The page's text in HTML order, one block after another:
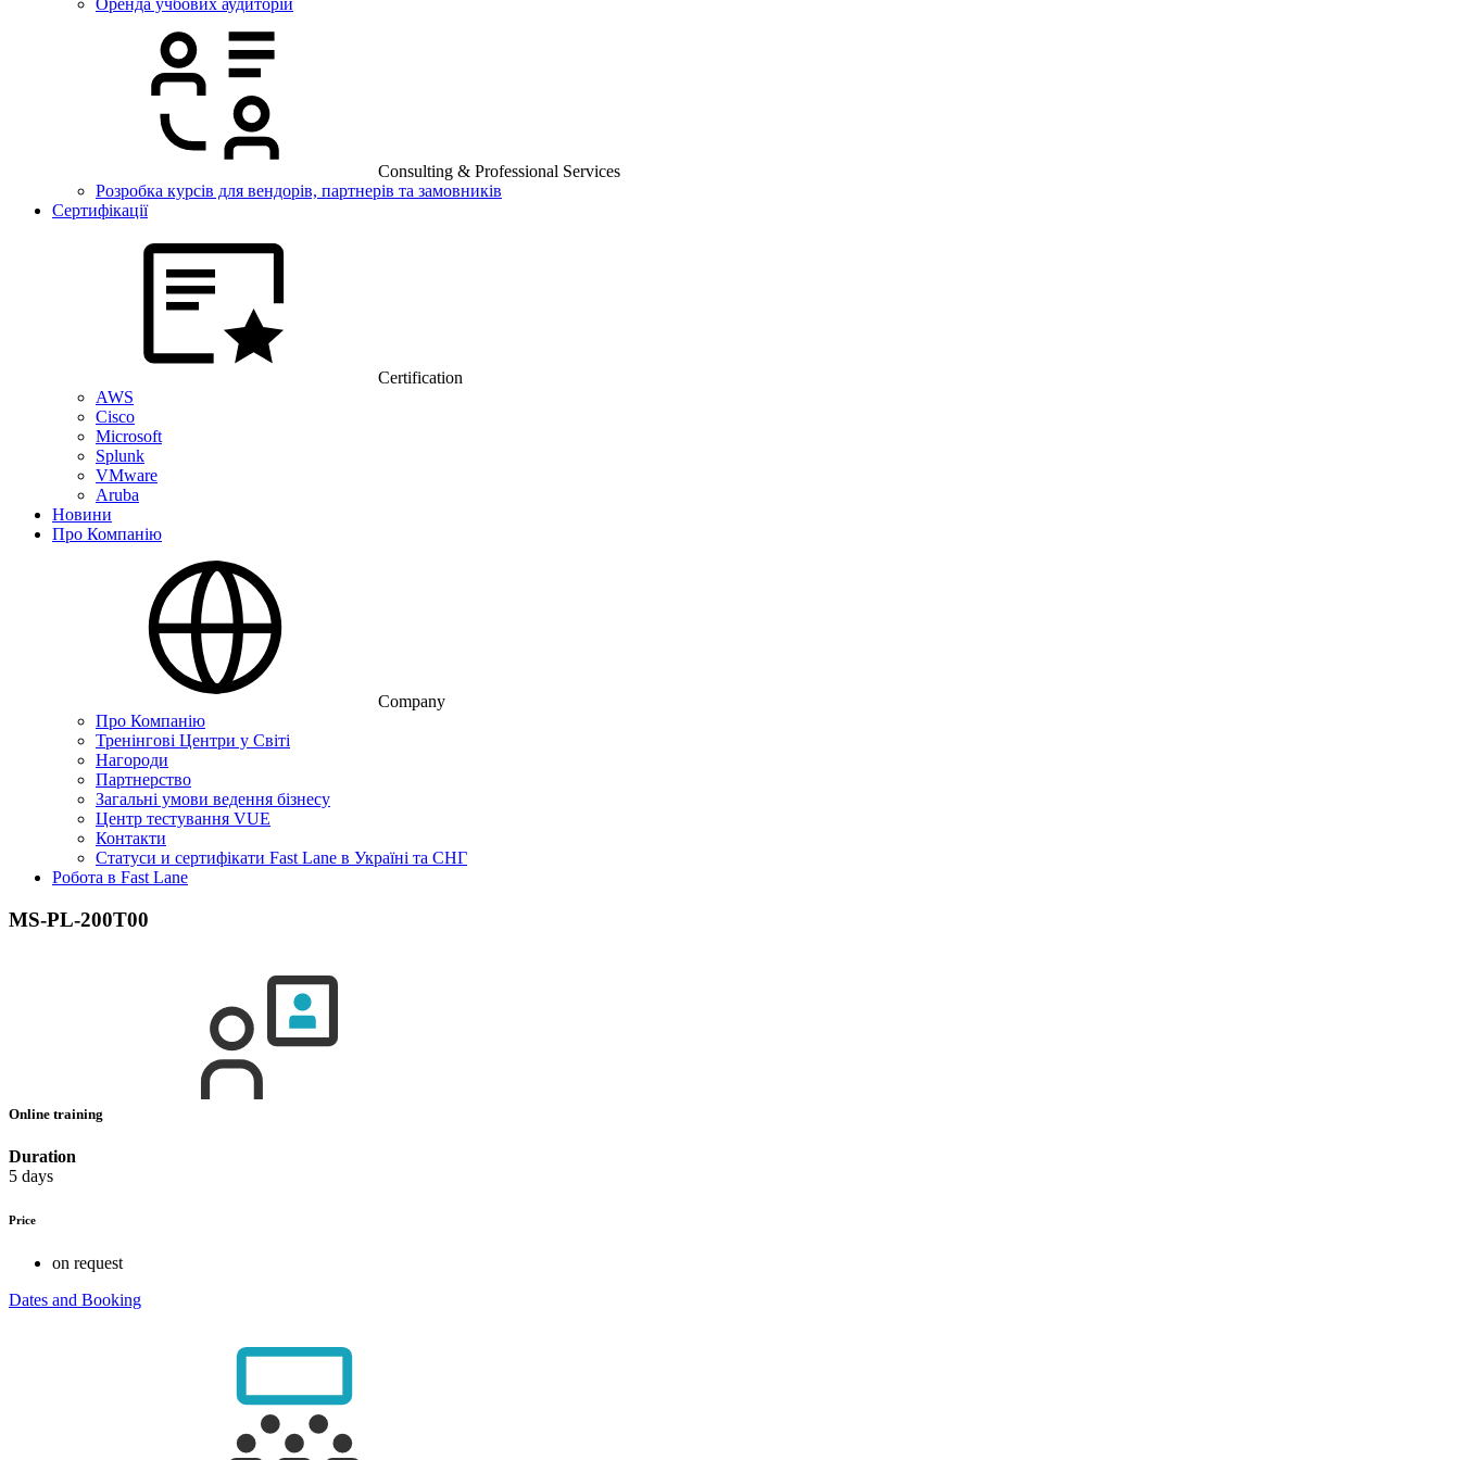
Оренда учбових аудиторій
Consulting & Professional Services
Розробка курсів для вендорів, партнерів та замовників
Сертифікації
Certification
AWS
Cisco
Microsoft
Splunk
VMware
Aruba
Новини
Про Компанію
Company
Про Компанію
Тренінгові Центри у Світі
Нагороди
Партнерство
Загальні умови ведення бізнесу
Центр тестування VUE
Контакти
Статуси и сертифікати Fast Lane в Україні та СНГ
Робота в Fast Lane
MS-PL-200T00
Online training
Duration
5 days
Price
on request
Dates and Booking